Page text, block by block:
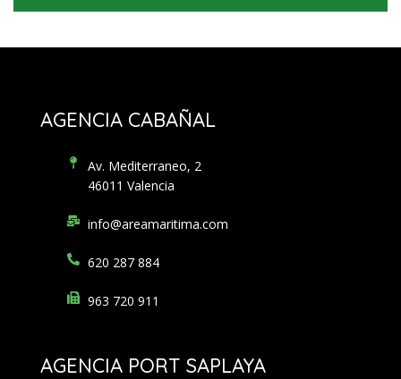
AGENCIA CABAÑAL
Av. Mediterraneo, 2
46011 Valencia
info@areamaritima.com
620 287 884
963 720 911
AGENCIA PORT SAPLAYA